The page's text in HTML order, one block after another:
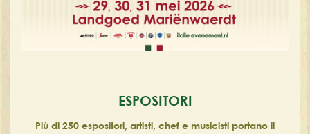
ESPOSITORI
Più di 250 espositori, artisti, chef e musicisti portano il